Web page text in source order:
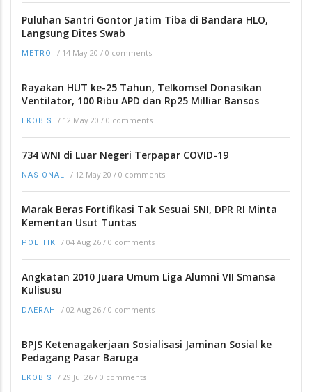
Puluhan Santri Gontor Jatim Tiba di Bandara HLO,
Langsung Dites Swab
METRO / 14 May 20 / 0 comments
Rayakan HUT ke-25 Tahun, Telkomsel Donasikan
Ventilator, 100 Ribu APD dan Rp25 Milliar Bansos
EKOBIS / 12 May 20 / 0 comments
734 WNI di Luar Negeri Terpapar COVID-19
NASIONAL / 12 May 20 / 0 comments
Marak Beras Fortifikasi Tak Sesuai SNI, DPR RI Minta
Kementan Usut Tuntas
POLITIK / 04 Aug 26 / 0 comments
Angkatan 2010 Juara Umum Liga Alumni VII Smansa
Kulisusu
DAERAH / 02 Aug 26 / 0 comments
BPJS Ketenagakerjaan Sosialisasi Jaminan Sosial ke
Pedagang Pasar Baruga
EKOBIS / 29 Jul 26 / 0 comments